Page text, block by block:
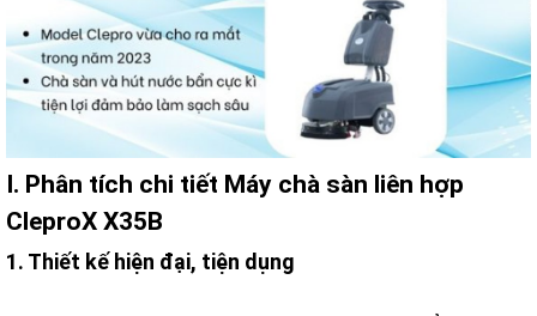
I. Phân tích chi tiết Máy chà sàn liên hợp
CleproX X35B
1. Thiết kế hiện đại, tiện dụng